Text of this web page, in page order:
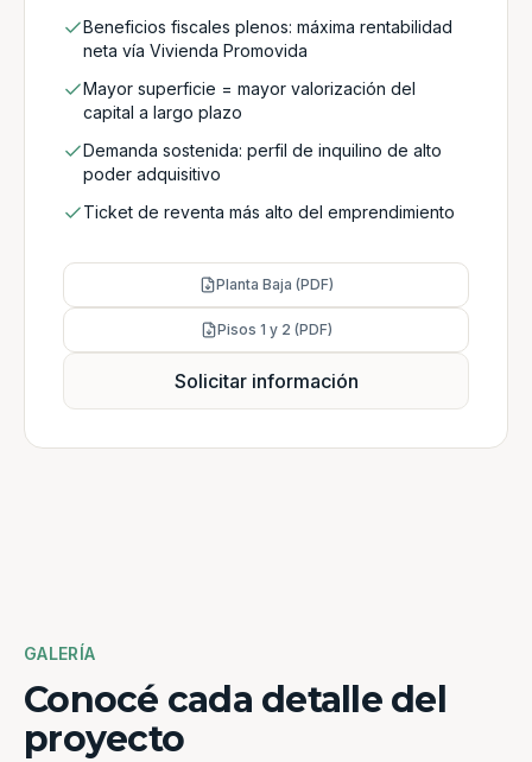
Beneficios fiscales plenos: máxima rentabilidad
neta vía Vivienda Promovida
Mayor superficie = mayor valorización del
capital a largo plazo
Demanda sostenida: perfil de inquilino de alto
poder adquisitivo
Ticket de reventa más alto del emprendimiento
Planta Baja (PDF)
Pisos 1 y 2 (PDF)
Solicitar información
GALERÍA
Conocé cada detalle del
proyecto